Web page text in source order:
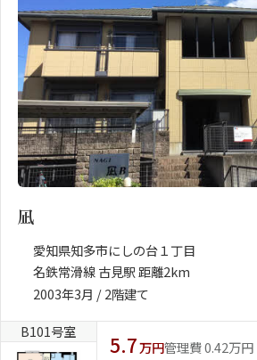
凪
愛知県知多市にしの台１丁目
名鉄常滑線 古見駅 距離2km
2003年3月 / 2階建て
B101号室
5.7万円管理費 0.42万円